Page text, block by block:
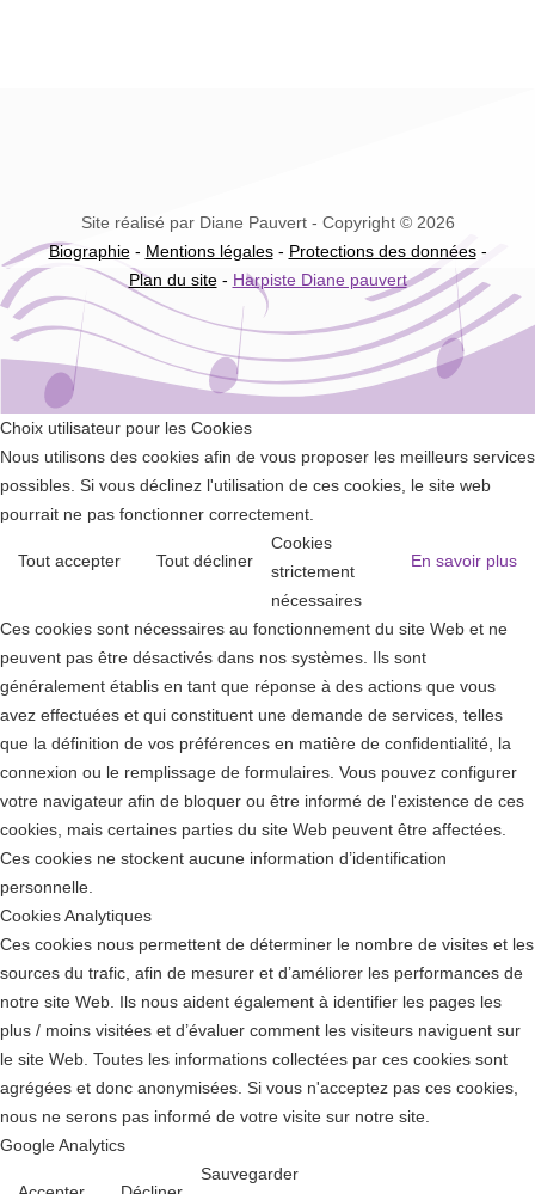
Site réalisé par Diane Pauvert - Copyright © 2026
Biographie- Mentions légales- Protections des données-
Plan du site- Harpiste Diane pauvert
Choix utilisateur pour les Cookies
Nous utilisons des cookies afin de vous proposer les meilleurs services
possibles. Si vous déclinez l'utilisation de ces cookies, le site web
pourrait ne pas fonctionner correctement.
Tout accepter Tout décliner En savoir plus
Cookies
strictement
nécessaires
Ces cookies sont nécessaires au fonctionnement du site Web et ne
peuvent pas être désactivés dans nos systèmes. Ils sont
généralement établis en tant que réponse à des actions que vous
avez effectuées et qui constituent une demande de services, telles
que la définition de vos préférences en matière de confidentialité, la
connexion ou le remplissage de formulaires. Vous pouvez configurer
votre navigateur afin de bloquer ou être informé de l'existence de ces
cookies, mais certaines parties du site Web peuvent être affectées.
Ces cookies ne stockent aucune information d’identification
personnelle.
Cookies Analytiques
Ces cookies nous permettent de déterminer le nombre de visites et les
sources du trafic, afin de mesurer et d’améliorer les performances de
notre site Web. Ils nous aident également à identifier les pages les
plus / moins visitées et d’évaluer comment les visiteurs naviguent sur
le site Web. Toutes les informations collectées par ces cookies sont
agrégées et donc anonymisées. Si vous n'acceptez pas ces cookies,
nous ne serons pas informé de votre visite sur notre site.
Google Analytics
Sauvegarder